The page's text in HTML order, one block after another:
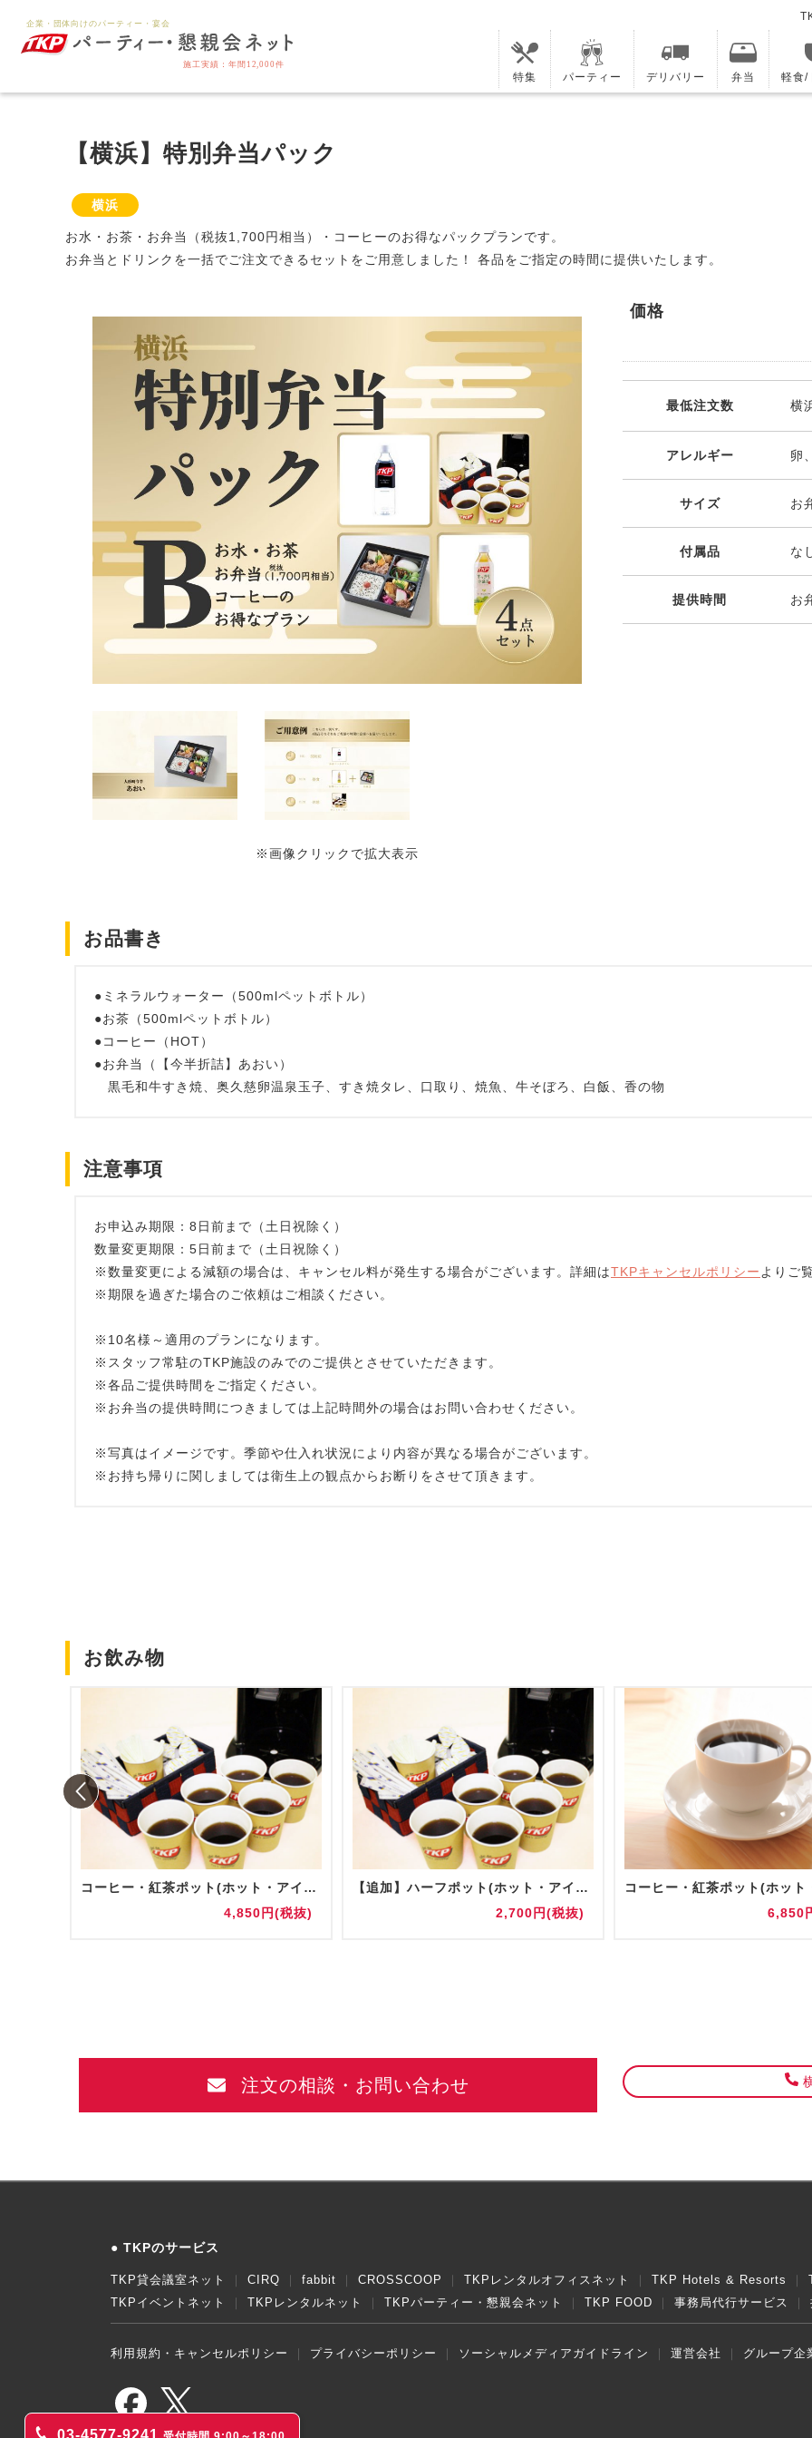
特集 パーティー デリバリー 弁当 軽食/
【横浜】特別弁当パック
横浜
お水・お茶・お弁当（税抜1,700円相当）・コーヒーのお得なパックプランです。
お弁当とドリンクを一括でご注文できるセットをご用意しました！ 各品をご指定の時間に提供いたします。
※画像クリックで拡大表示
価格
最低注文数 横
アレルギー 卵
サイズ お
付属品 な
提供時間 お
お品書き
●ミネラルウォーター（500mlペットボトル）
●お茶（500mlペットボトル）
●コーヒー（HOT）
●お弁当（【今半折詰】あおい）
黒毛和牛すき焼、奥久慈卵温泉玉子、すき焼タレ、口取り、焼魚、牛そぼろ、白飯、香の物
注意事項
お申込み期限：8日前まで（土日祝除く）
数量変更期限：5日前まで（土日祝除く）
※数量変更による減額の場合は、キャンセル料が発生する場合がございます。詳細はTKPキャンセルポリシー よりご
※期限を過ぎた場合のご依頼はご相談ください。
※10名様～適用のプランになります。
※スタッフ常駐のTKP施設のみでのご提供とさせていただきます。
※各品ご提供時間をご指定ください。
※お弁当の提供時間につきましては上記時間外の場合はお問い合わせください。
※写真はイメージです。季節や仕入れ状況により内容が異なる場合がございます。
※お持ち帰りに関しましては衛生上の観点からお断りをさせて頂きます。
お飲み物
コーヒー・紅茶ポット(ホット・アイス)
4,850円(税抜)
【追加】ハーフポット(ホット・アイス)
2,700円(税抜)
6,850
03-4577-9241
注文の相談・お問い合わせ
TKPのサービス
TKP貸会議室ネット CIRQ fabbit CROSSCOOP TKPレンタルオフィスネット TKP Hotels & Resorts
TKPイベントネット
TKPレンタルネット TKPパーティー・懇親会ネット TKP FOOD 事務局代行サービス
利用規約・キャンセルポリシー プライバシーポリシー ソーシャルメディアガイドライン 運営会社 グループ企